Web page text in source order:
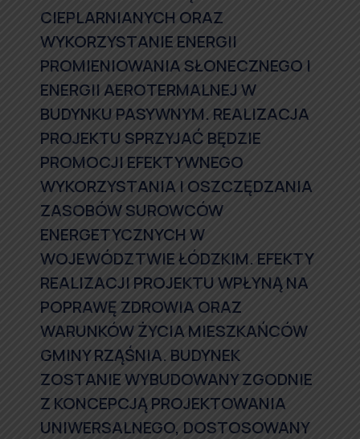
CIEPLARNIANYCH ORAZ
WYKORZYSTANIE ENERGII
PROMIENIOWANIA SŁONECZNEGO I
ENERGII AEROTERMALNEJ W
BUDYNKU PASYWNYM. REALIZACJA
PROJEKTU SPRZYJAĆ BĘDZIE
PROMOCJI EFEKTYWNEGO
WYKORZYSTANIA I OSZCZĘDZANIA
ZASOBÓW SUROWCÓW
ENERGETYCZNYCH W
WOJEWÓDZTWIE ŁÓDZKIM. EFEKTY
REALIZACJI PROJEKTU WPŁYNĄ NA
POPRAWĘ ZDROWIA ORAZ
WARUNKÓW ŻYCIA MIESZKAŃCÓW
GMINY RZĄŚNIA. BUDYNEK
ZOSTANIE WYBUDOWANY ZGODNIE
Z KONCEPCJĄ PROJEKTOWANIA
UNIWERSALNEGO, DOSTOSOWANY